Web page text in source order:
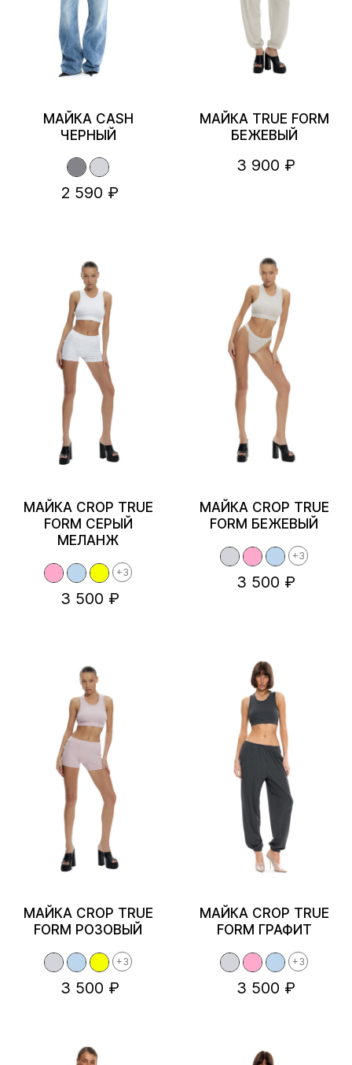
МАЙКА CASH
ЧЕРНЫЙ
2 590 ₽
МАЙКА TRUE FORM
БЕЖЕВЫЙ
3 900 ₽
МАЙКА CROP TRUE
FORM СЕРЫЙ
МЕЛАНЖ
+3
3 500 ₽
МАЙКА CROP TRUE
FORM БЕЖЕВЫЙ
+3
3 500 ₽
МАЙКА CROP TRUE
FORM РОЗОВЫЙ
+3
3 500 ₽
МАЙКА CROP TRUE
FORM ГРАФИТ
+3
3 500 ₽